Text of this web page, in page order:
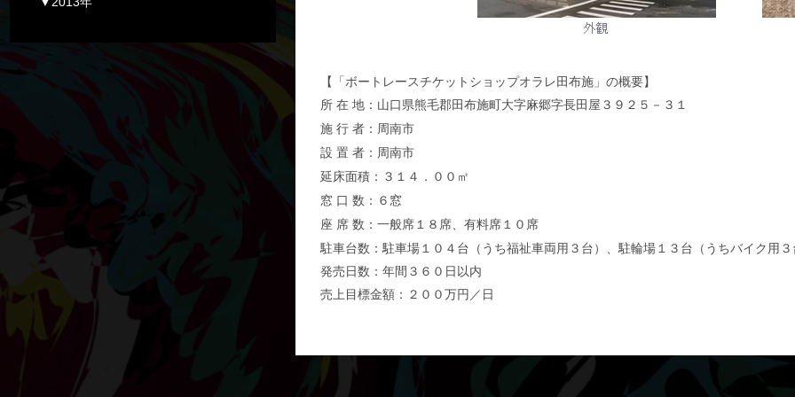
【「ボートレースチケットショップオラレ田布施」の概要】
所 在 地：山口県熊毛郡田布施町大字麻郷字長田屋３９２５－３１
施 行 者：周南市
設 置 者：周南市
延床面積：３１４．００㎡
窓 口 数：６窓
座 席 数：一般席１８席、有料席１０席
駐車台数：駐車場１０４台（うち福祉車両用３台）、駐輪場１３台（うちバイク用３
発売日数：年間３６０日以内
売上目標金額：２００万円／日